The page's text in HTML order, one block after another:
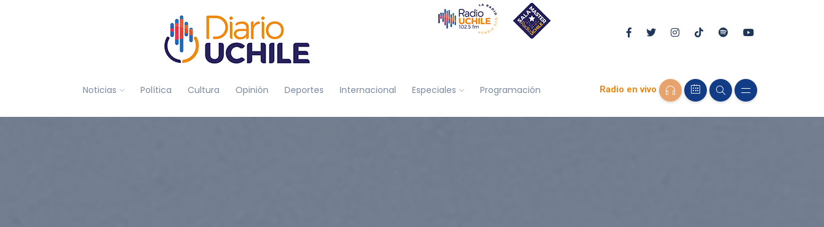
Noticias Política Cultura Opinión Deportes Internacional Especiales Programación Radio en vivo